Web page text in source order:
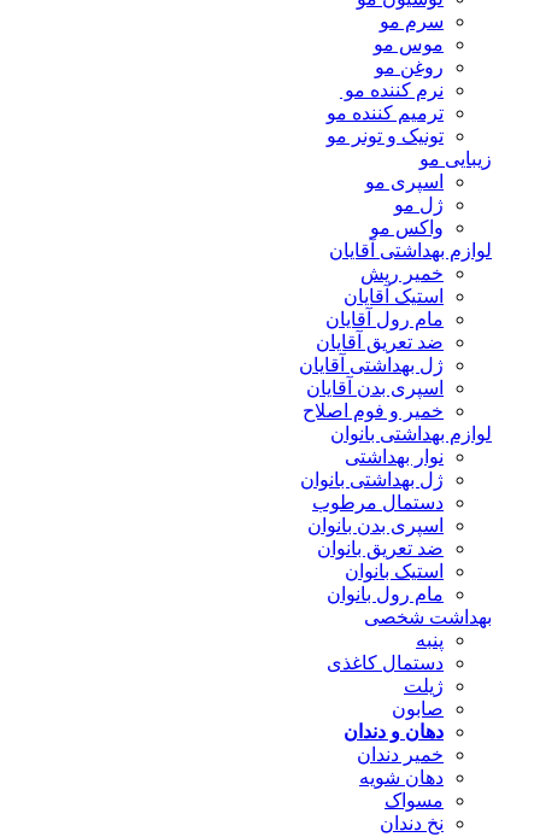
سرم مو
موس مو
روغن مو
نرم کننده مو
ترمیم کننده مو
تونیک و تونر مو
زیبایی مو
اسپری مو
ژل مو
واکس مو
لوازم بهداشتی آقایان
خمیر ریش
استیک آقایان
مام رول آقایان
ضد تعریق آقایان
ژل بهداشتی آقایان
اسپری بدن آقایان
خمیر و فوم اصلاح
لوازم بهداشتی بانوان
نوار بهداشتی
ژل بهداشتی بانوان
دستمال مرطوب
اسپری بدن بانوان
ضد تعریق بانوان
استیک بانوان
مام رول بانوان
بهداشت شخصی
پنبه
دستمال کاغذی
ژیلت
صابون
دهان و دندان
خمیر دندان
دهان شویه
مسواک
نخ دندان